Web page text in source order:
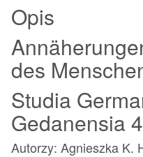
Opis
des
Studia
Gedanensia
Autorzy: Agnieszka K.